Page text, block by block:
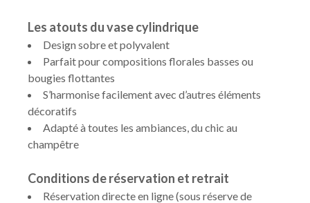
Les atouts du vase cylindrique
Design sobre et polyvalent
Parfait pour compositions florales basses ou
bougies flottantes
S’harmonise facilement avec d’autres éléments
décoratifs
Adapté à toutes les ambiances, du chic au
champêtre
Conditions de réservation et retrait
Réservation directe en ligne (sous réserve de